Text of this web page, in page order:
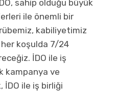
sahip olduğu büyük
ile önemli bir
kabiliyetimiz
her koşulda 7/24
İDO ile iş
kampanya ve
İDO ile iş birliği